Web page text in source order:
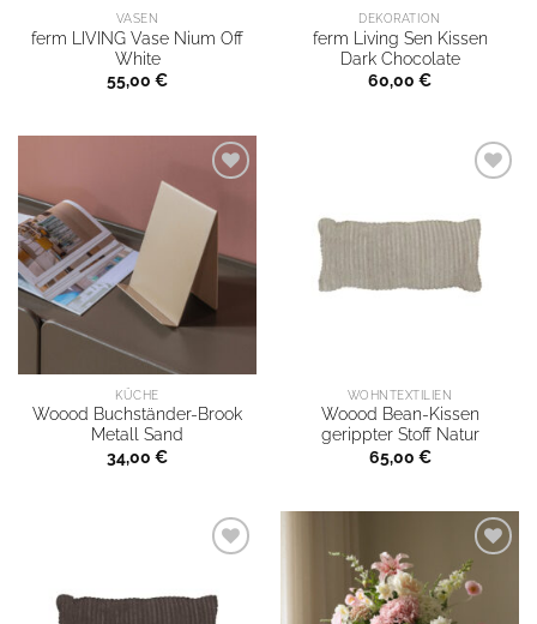
VASEN
ferm LIVING Vase Nium Off
White
55,00 €
DEKORATION
ferm Living Sen Kissen
Dark Chocolate
60,00 €
KÜCHE
Woood Buchständer-Brook
Metall Sand
34,00 €
WOHNTEXTILIEN
Woood Bean-Kissen
gerippter Stoff Natur
65,00 €